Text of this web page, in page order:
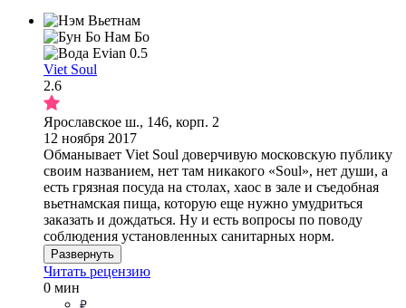
Viet Soul
2.6
Ярославское ш., 146, корп. 2
12 ноября 2017
Обманывает Viet Soul доверчивую московскую публику
своим названием, нет там никакого «Soul», нет души, а
есть грязная посуда на столах, хаос в зале и съедобная
вьетнамская пища, которую еще нужно умудриться
заказать и дождаться. Ну и есть вопросы по поводу
соблюдения установленных санитарных норм.
Развернуть
Читать рецензию
0 мин